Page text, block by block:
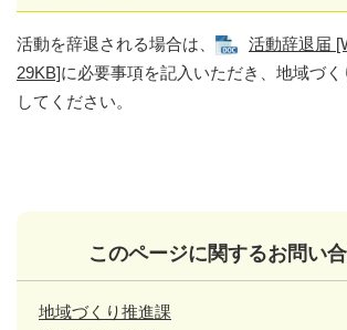
活動を辞退される場合は、
活動辞退届
29KB]に必要事項を記入いただき、地域づ
してください。
このページに関するお問い
地域づくり推進課